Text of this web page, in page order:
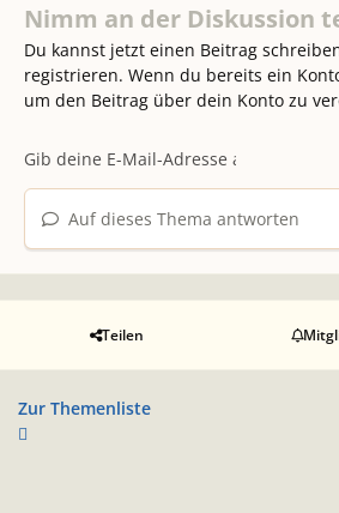
Nimm an der Diskussion
Du kannst jetzt einen Beitrag
registrieren. Wenn du bereits ein
um den Beitrag über dein Konto zu
Auf dieses Thema antworten
Teilen
Zur Themenliste